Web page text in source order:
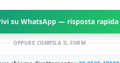
su WhatsApp — risposta rapida
OPPURE COMPILA IL FORM